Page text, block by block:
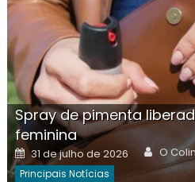
Spray de pimenta
feminina
Posted
on
31 de julho de 2026 Author
O
Principais Notícias